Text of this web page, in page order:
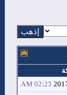
02:23 AM